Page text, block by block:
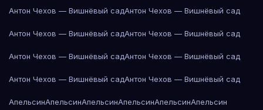
Антон Чехов — Вишнёвый садАнтон Чехов — Вишнёвый сад
Антон Чехов — Вишнёвый садАнтон Чехов — Вишнёвый сад
Антон Чехов — Вишнёвый садАнтон Чехов — Вишнёвый сад
Антон Чехов — Вишнёвый садАнтон Чехов — Вишнёвый сад
АпельсинАпельсинАпельсинАпельсинАпельсинАпельсин